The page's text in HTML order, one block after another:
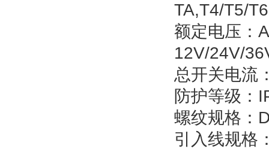
TA,T4/T5/
额定电压：
12V/24V/
总开关电流
防护等级：
螺纹规格：
引入线规格